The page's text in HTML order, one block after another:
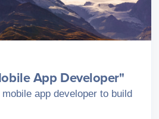
App Developer"
app developer to build